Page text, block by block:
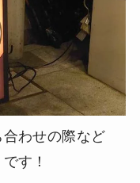
わせの際など
す！